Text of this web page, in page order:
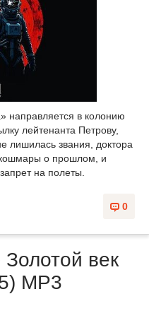
направляется в колонию
лейтенанта Петрову,
лишилась звания, доктора
о прошлом, и
на полеты.
0
Золотой век
МР3